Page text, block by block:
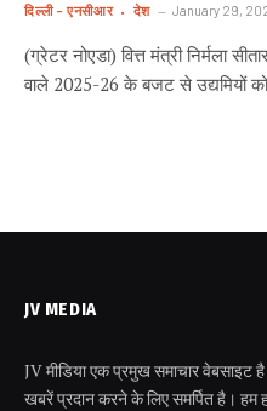
दिल्ली - एनसीआर देश January 29,
(ग्रेटर नोएडा) वित्त मंत्री निर्मला
वाले 2025-26 के बजट से उद्यमियों
JV MEDIA
JV मीडिया एक प्रमुख समाचार वेबसाइट
खबरें प्रदान करने के लिए समर्पित है। हम